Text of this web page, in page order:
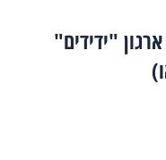
"ידידים"